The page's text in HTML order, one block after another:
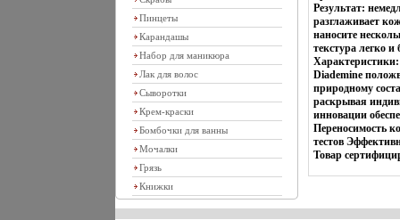
Пинцеты
Карандашы
Набор для маникюра
Лак для волос
Сыворотки
Крем-краски
Бомбочки для ванны
Мочалки
Грязь
Книжки
Результат:
разглаживает
наносите
текстура легко
Diademine
природному
раскрывая
инновации
Переносимость
тестов
Товар